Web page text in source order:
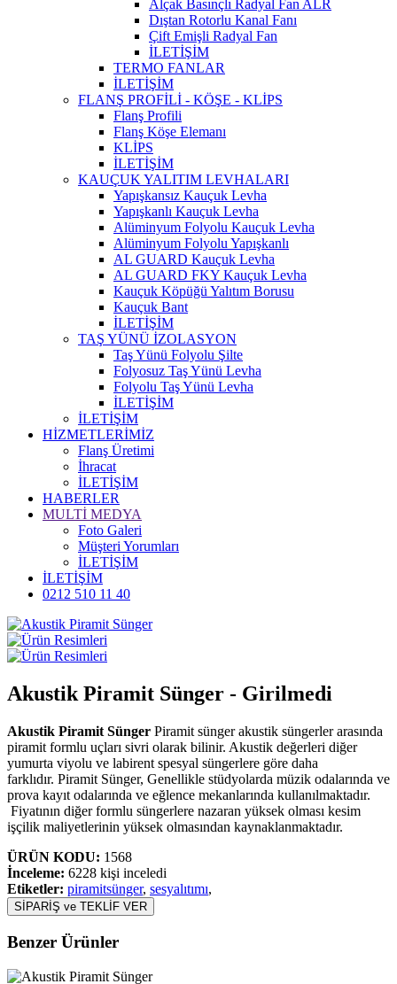
Alçak Basınçlı Radyal Fan ALR
Dıştan Rotorlu Kanal Fanı
Çift Emişli Radyal Fan
İLETİŞİM
TERMO FANLAR
İLETİŞİM
FLANŞ PROFİLİ - KÖŞE - KLİPS
Flanş Profili
Flanş Köşe Elemanı
KLİPS
İLETİŞİM
KAUÇUK YALITIM LEVHALARI
Yapışkansız Kauçuk Levha
Yapışkanlı Kauçuk Levha
Alüminyum Folyolu Kauçuk Levha
Alüminyum ​Folyolu Yapışkanlı
AL GUARD Kauçuk Levha
AL GUARD FKY Kauçuk Levha
Kauçuk Köpüğü Yalıtım Borusu
Kauçuk Bant
İLETİŞİM
TAŞ YÜNÜ İZOLASYON
Taş Yünü Folyolu Şilte
Folyosuz Taş Yünü Levha
Folyolu Taş Yünü Levha
İLETİŞİM
İLETİŞİM
HİZMETLERİMİZ
Flanş Üretimi
İhracat
İLETİŞİM
HABERLER
MULTİ MEDYA
Foto Galeri
Müşteri Yorumları
İLETİŞİM
İLETİŞİM
0212 510 11 40
Akustik Piramit Sünger - Girilmedi
Akustik Piramit Sünger Piramit sünger akustik süngerler arasında
piramit formlu uçları sivri olarak bilinir. Akustik değerleri diğer
yumurta viyolu ve labirent spesyal süngerlere göre daha
farklıdır. Piramit Sünger, Genellikle stüdyolarda müzik odalarında ve
prova kayıt odalarında ve eğlence mekanlarında kullanılmaktadır.
Fiyatının diğer formlu süngerlere nazaran yüksek olması kesim
işçilik maliyetlerinin yüksek olmasından kaynaklanmaktadır.
ÜRÜN KODU: 1568
İnceleme: 6228 kişi inceledi
Etiketler: piramitsünger, sesyalıtımı,
SİPARİŞ ve TEKLİF VER
Benzer Ürünler